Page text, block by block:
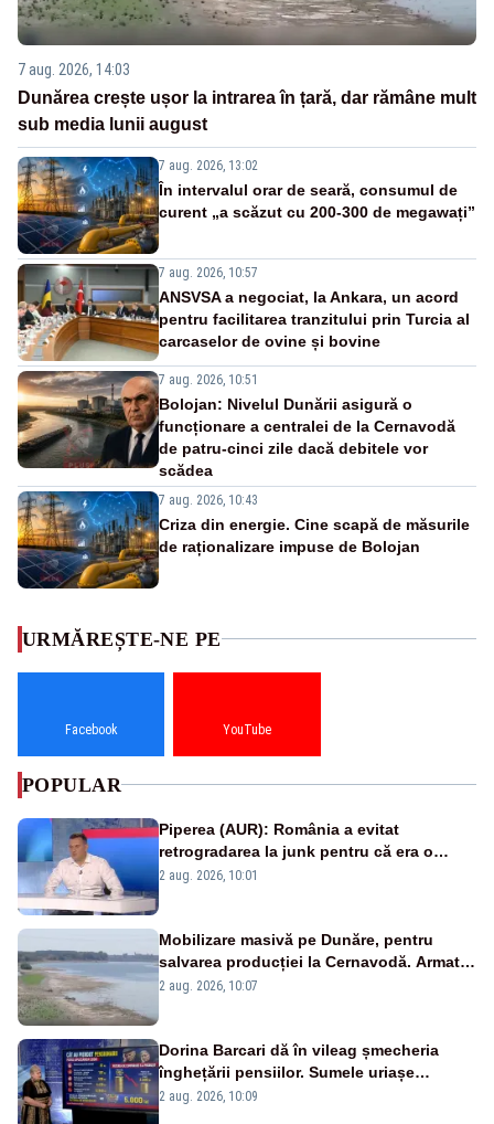
7 aug. 2026, 14:03
Dunărea crește ușor la intrarea în țară, dar rămâne mult
sub media lunii august
7 aug. 2026, 13:02
În intervalul orar de seară, consumul de
curent „a scăzut cu 200-300 de megawați”
7 aug. 2026, 10:57
ANSVSA a negociat, la Ankara, un acord
pentru facilitarea tranzitului prin Turcia al
carcaselor de ovine și bovine
7 aug. 2026, 10:51
Bolojan: Nivelul Dunării asigură o
funcționare a centralei de la Cernavodă
de patru-cinci zile dacă debitele vor
scădea
7 aug. 2026, 10:43
Criza din energie. Cine scapă de măsurile
de raționalizare impuse de Bolojan
URMĂREȘTE-NE PE
Facebook YouTube
POPULAR
Piperea (AUR): România a evitat
retrogradarea la junk pentru că era o
catastrofă pentru bănci și fondurile de
2 aug. 2026, 10:01
Mobilizare masivă pe Dunăre, pentru
salvarea producției la Cernavodă. Armata
va detona o stâncă și va devia apa
2 aug. 2026, 10:07
Dorina Barcari dă în vileag șmecheria
înghețării pensiilor. Sumele uriașe
pierdute de fiecare român
2 aug. 2026, 10:09